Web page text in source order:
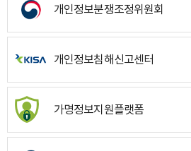
개인정보분쟁조정위원회
개인정보침해신고센터
가명정보지원플랫폼